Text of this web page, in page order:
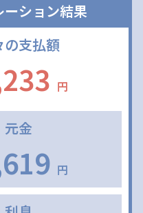
ーション結果
の支払額
円
元金
円